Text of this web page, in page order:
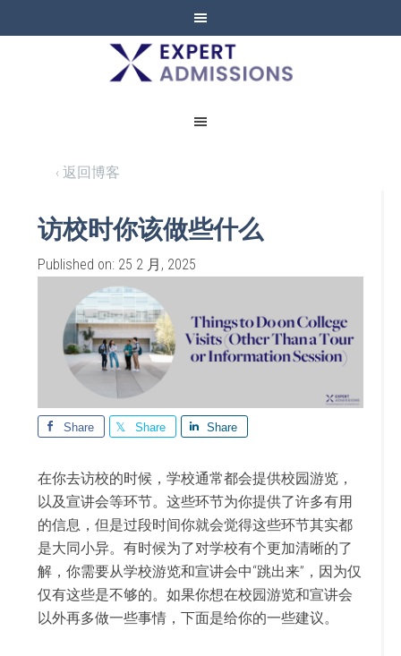
EXPERT
ADMISSIONS
‹ 返回博客
访校时你该做些什么
Published on: 25 2 月, 2025
Share Share Share
在你去访校的时候，学校通常都会提供校园游览，
以及宣讲会等环节。这些环节为你提供了许多有用
的信息，但是过段时间你就会觉得这些环节其实都
是大同小异。有时候为了对学校有个更加清晰的了
解，你需要从学校游览和宣讲会中“跳出来” ，因为仅
仅有这些是不够的。如果你想在校园游览和宣讲会
以外再多做一些事情，下面是给你的一些建议。